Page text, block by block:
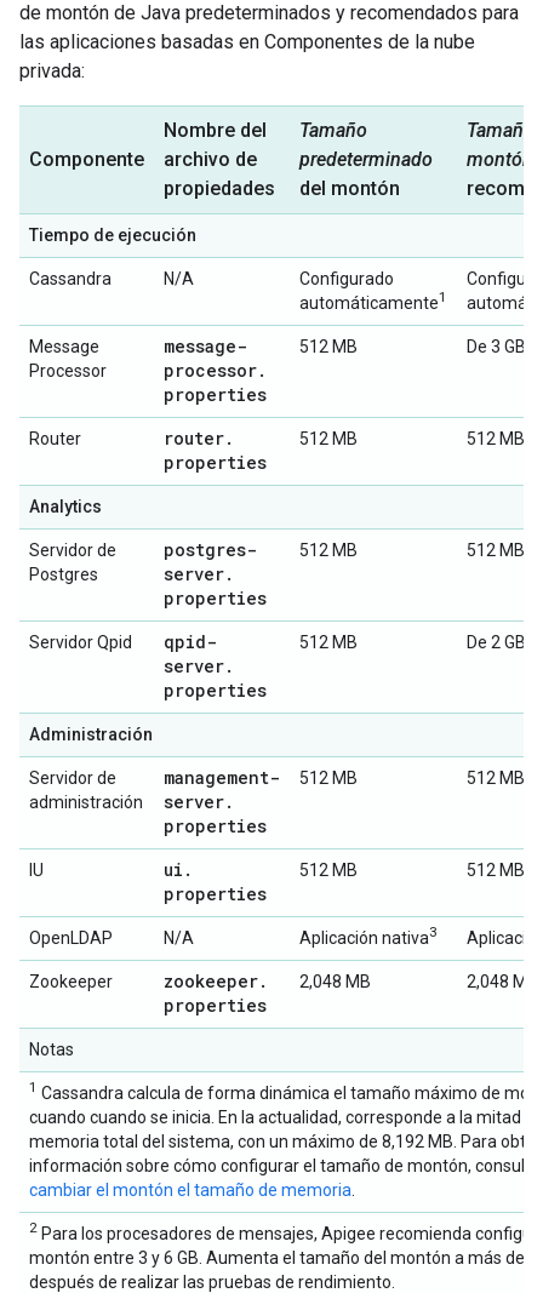
de montón de Java predeterminados y recomendados para
las aplicaciones basadas en Componentes de la nube
privada:
Componente
Nombre del
archivo de
propiedades
Tamaño
predeterminado
del montón
Tamaño
montón
Tiempo de ejecución
Cassandra N/A
Configurado
automáticamente1
Message
Processor
message-
processor.
properties
512 MB De 3 GB
Router router.
properties
512 MB 512 MB
Analytics
Servidor de
Postgres
postgres-
server.
properties
512 MB 512 MB
Servidor Qpid
qpid-
server.
properties
512 MB De 2 GB
Administración
Servidor de
administración
management-
server.
properties
512 MB 512 MB
IU ui .
properties
512 MB 512 MB
OpenLDAP N/A Aplicación nativa3
Zookeeper zookeeper.
properties
2,048 MB 2,048 MB
Notas
1 Cassandra calcula de forma dinámica el tamaño máximo de
cuando cuando se inicia. En la actualidad, corresponde a la mitad
memoria total del sistema, con un máximo de 8,192 MB. Para
información sobre cómo configurar el tamaño de montón, consulta
cambiar el montón el tamaño de memoria
2 Para los procesadores de mensajes, Apigee recomienda
montón entre 3 y 6 GB. Aumenta el tamaño del montón a más de 6
después de realizar las pruebas de rendimiento.